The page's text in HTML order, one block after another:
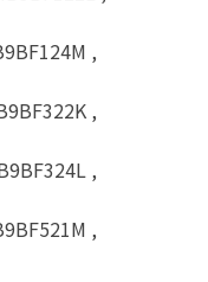
,
,
,
,